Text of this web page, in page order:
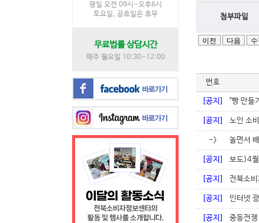
평일 오전 09시~오후6시
토요일, 공휴일은 휴무
무료법률 상담시간
매주 월요일 10:30~12:00
첨부파일
번호
[공지] "빵 만들
[공지] 노인 소
-> 놀면서
[공지] 보도)4
[공지] 전북소
[공지] 인터넷
[공지] 중동전